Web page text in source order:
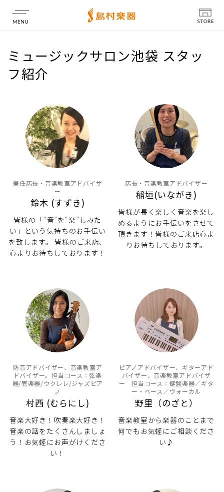
店舗情報
ミュージックサロン池袋 スタッ
フ紹介
兼任店長・音楽教室アドバイザ
ー
鈴木 (すずき)
皆様の「“音”を“楽”しみた
い」という気持ちのお手伝い
を致します。 皆様のご来店、
心よりお待ちしております！
店長・音楽教室アドバイザー
稲垣(いながき)
皆様が長く楽しく音楽を楽し
めるようにお手伝いをさせて
頂きます！皆様のご来店心よ
りお待ちしております。
防音アドバイザー、音楽教室ア
ドバイザー。担当コース：弦楽
器/管楽器/ウクレレ/ジャズピア
ノ
村西 (むらにし)
音楽大好き！吹奏楽大好き！
音楽の話をたくさんしましょ
う！お気軽にお声がけくださ
い！
ピアノアドバイザー、ギターアド
バイザー、音楽教室アドバイザ
ー 担当コース：鍵盤楽器／ギタ
ー・ベース／ヴォーカル
野里（のざと）
音楽教室から楽器のことまで
何でもお気軽にご相談くださ
い♪